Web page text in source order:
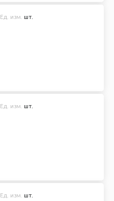
Ед. изм. шт.
Ед. изм. шт.
Ед. изм. шт.